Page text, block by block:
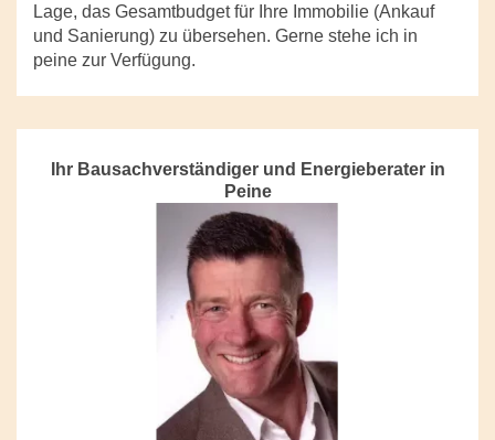
Lage, das Gesamtbudget für Ihre Immobilie (Ankauf
und Sanierung) zu übersehen. Gerne stehe ich in
peine zur Verfügung.
Ihr Bausachverständiger und Energieberater in
Peine